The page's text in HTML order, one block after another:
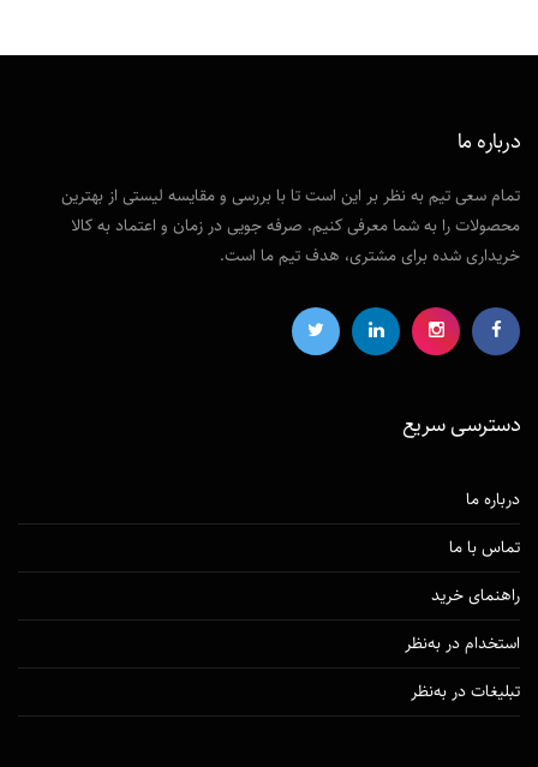
درباره ما
تمام سعی تیم به نظر بر این است تا با بررسی و مقایسه لیستی از بهترین
محصولات را به شما معرفی کنیم. صرفه جویی در زمان و اعتماد به کالا
خریداری شده برای مشتری، هدف تیم ما است.
دسترسی‌ سریع
درباره ما
تماس با ما
راهنمای خرید
استخدام در به‌نظر
تبلیغات در به‌نظر